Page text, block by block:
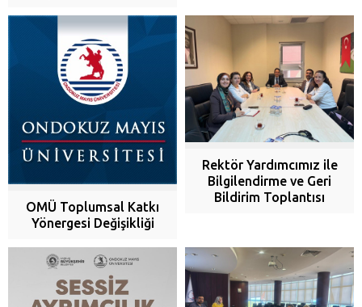
OMÜ Toplumsal Katkı
Yönergesi Değişikliği
Rektör Yardımcımız ile
Bilgilendirme ve Geri
Bildirim Toplantısı